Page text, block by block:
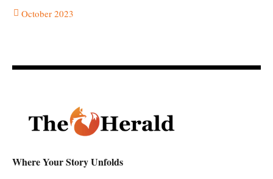
October 2023
Where Your Story Unfolds